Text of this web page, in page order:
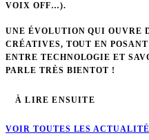
VOIX OFF…).
UNE ÉVOLUTION QUI OUVRE
CRÉATIVES, TOUT EN
ENTRE TECHNOLOGIE ET
PARLE TRÈS BIENTOT !
À LIRE ENSUITE
VOIR TOUTES LES